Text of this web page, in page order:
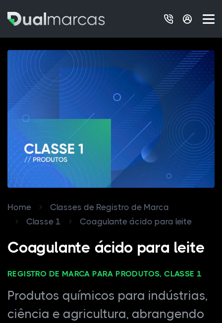
Home
Classes de Registro de Marca
Classe 1
Coagulante ácido para leite
Coagulante ácido para leite
REGISTRO DE MARCA PARA PRODUTOS, CLASSE 1
Produtos químicos para indústrias,
ciência e agricultura, abrangendo